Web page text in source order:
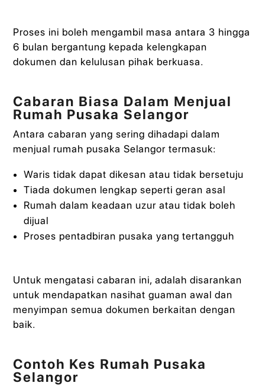
Proses ini boleh mengambil masa antara 3 hingga
6 bulan bergantung kepada kelengkapan
dokumen dan kelulusan pihak berkuasa.
Cabaran Biasa Dalam Menjual
Rumah Pusaka Selangor
Antara cabaran yang sering dihadapi dalam
menjual rumah pusaka Selangor termasuk:
Waris tidak dapat dikesan atau tidak bersetuju
Tiada dokumen lengkap seperti geran asal
Rumah dalam keadaan uzur atau tidak boleh
dijual
Proses pentadbiran pusaka yang tertangguh
Untuk mengatasi cabaran ini, adalah disarankan
untuk mendapatkan nasihat guaman awal dan
menyimpan semua dokumen berkaitan dengan
baik.
Contoh Kes Rumah Pusaka
Selangor